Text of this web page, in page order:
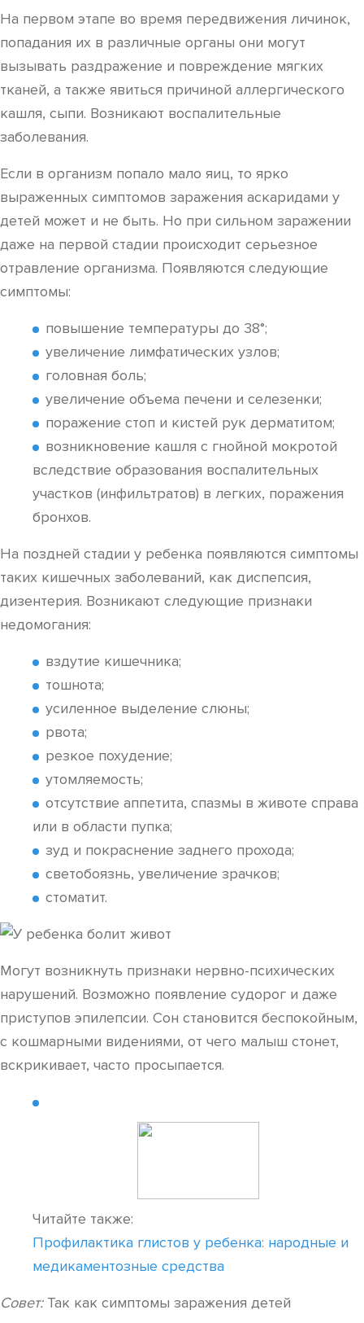
На первом этапе во время передвижения личинок,
попадания их в различные органы они могут
вызывать раздражение и повреждение мягких
тканей, а также явиться причиной аллергического
кашля, сыпи. Возникают воспалительные
заболевания.
Если в организм попало мало яиц, то ярко
выраженных симптомов заражения аскаридами у
детей может и не быть. Но при сильном заражении
даже на первой стадии происходит серьезное
отравление организма. Появляются следующие
симптомы:
повышение температуры до 38°;
увеличение лимфатических узлов;
головная боль;
увеличение объема печени и селезенки;
поражение стоп и кистей рук дерматитом;
возникновение кашля с гнойной мокротой
вследствие образования воспалительных
участков (инфильтратов) в легких, поражения
бронхов.
На поздней стадии у ребенка появляются симптомы
таких кишечных заболеваний, как диспепсия,
дизентерия. Возникают следующие признаки
недомогания:
вздутие кишечника;
тошнота;
усиленное выделение слюны;
рвота;
резкое похудение;
утомляемость;
отсутствие аппетита, спазмы в животе справа
или в области пупка;
зуд и покраснение заднего прохода;
светобоязнь, увеличение зрачков;
стоматит.
Могут возникнуть признаки нервно-психических
нарушений. Возможно появление судорог и даже
приступов эпилепсии. Сон становится беспокойным,
с кошмарными видениями, от чего малыш стонет,
вскрикивает, часто просыпается.
Читайте также:
Профилактика глистов у ребенка: народные и
медикаментозные средства
Совет:Так как симптомы заражения детей